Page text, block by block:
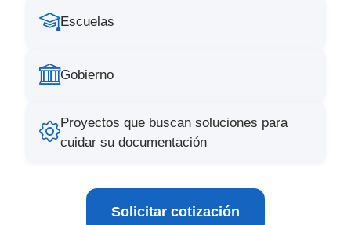
Escuelas
Gobierno
Proyectos que buscan soluciones para
cuidar su documentación
Solicitar cotización